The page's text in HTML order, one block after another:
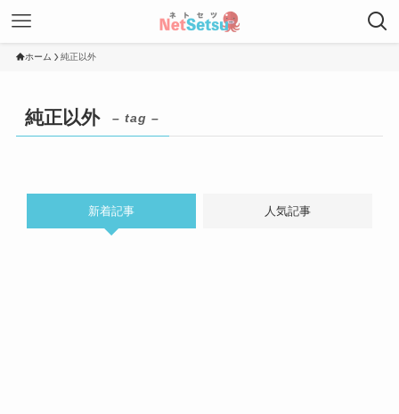
ホーム 純正以外
純正以外 – tag –
新着記事 人気記事